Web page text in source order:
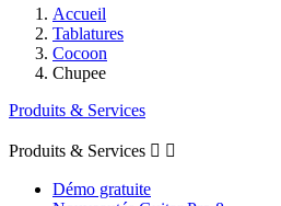
Accueil
Tablatures
Cocoon
Chupee
Produits & Services
Produits & Services  
Démo gratuite